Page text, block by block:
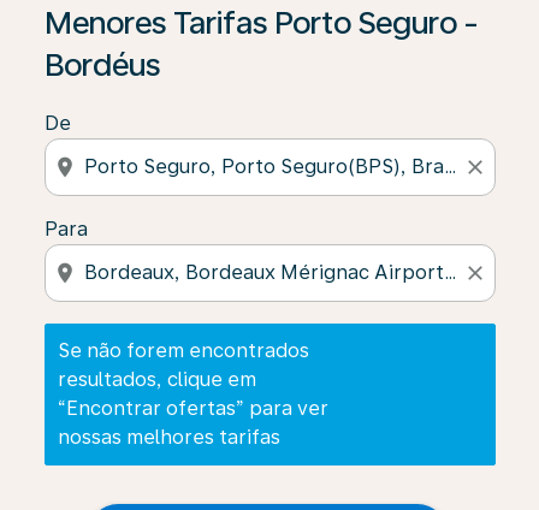
Menores Tarifas Porto Seguro -
Bordéus
De
location_on close
Para
location_on close
Se não forem encontrados
resultados, clique em
“Encontrar ofertas” para ver
nossas melhores tarifas
Se não forem encontrados resultados, clique em